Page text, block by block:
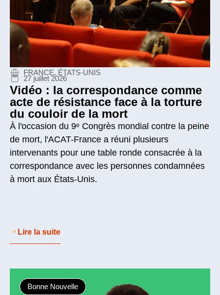
FRANCE, ÉTATS-UNIS
27 juillet 2026
Vidéo : la correspondance comme
acte de résistance face à la torture
du couloir de la mort
À l'occasion du 9ᵉ Congrès mondial contre la peine
de mort, l'ACAT-France a réuni plusieurs
intervenants pour une table ronde consacrée à la
correspondance avec les personnes condamnées
à mort aux États-Unis.
Lire la suite
Bonne Nouvelle